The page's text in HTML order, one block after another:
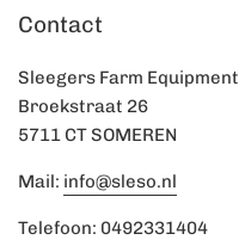
Contact
Sleegers Farm Equipment
Broekstraat 26
5711 CT SOMEREN
Mail: info@sleso.nl
Telefoon: 0492331404